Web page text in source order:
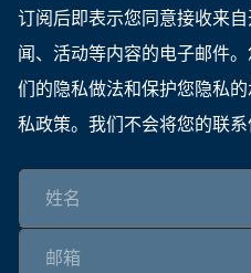
订阅后即表示您同意接收来
闻、活动等内容的电子邮件
们的隐私做法和保护您隐私
私政策。我们不会将您的联系